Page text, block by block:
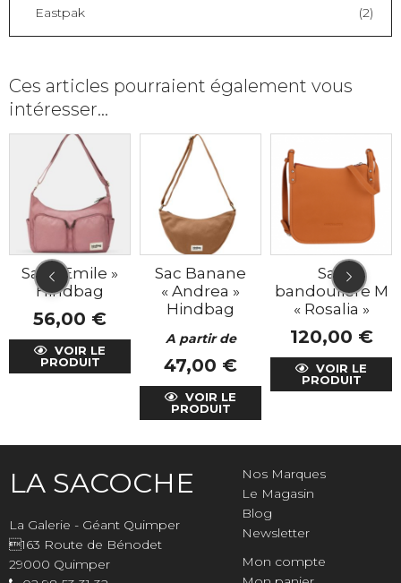
Eastpak
(2)
Ces articles pourraient également vous
intéresser…
Sac « Emile »
Hindbag
56,00 €
VOIR LE
PRODUIT
Sac Banane
« Andrea »
Hindbag
A partir de
47,00 €
VOIR LE
PRODUIT
Sac
bandoulière M
« Rosalia »
120,00 €
VOIR LE
PRODUIT
LA SACOCHE
La Galerie - Géant Quimper
163 Route de Bénodet
29000 Quimper
Nos Marques
Le Magasin
Blog
Newsletter
Mon compte